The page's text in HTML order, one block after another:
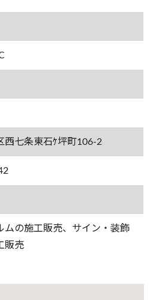
西七条東石ｹ坪町106-2
ムの施工販売、サイン・装飾
販売